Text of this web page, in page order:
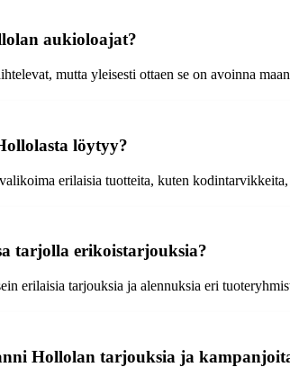
aukioloajat?
mutta yleisesti ottaen se on avoinna
löytyy?
erilaisia tuotteita, kuten
tarjolla erikoistarjouksia?
erilaisia tarjouksia ja alennuksia eri
Hollolan tarjouksia ja